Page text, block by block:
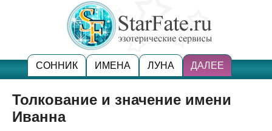
СОННИК ИМЕНА ЛУНА ДАЛЕЕ
Толкование и значение имени
Иванна